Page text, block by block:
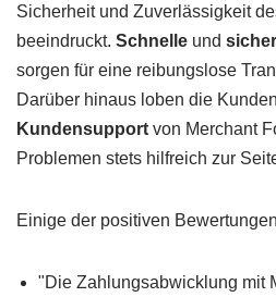
Sicherheit und Zuverlässigkeit
beeindruckt. Schnelle und
sorgen für eine reibungslose
Darüber hinaus loben die
Kundensupport von Merchant
Problemen stets hilfreich zur
Einige der positiven
"Die Zahlungsabwicklung mit